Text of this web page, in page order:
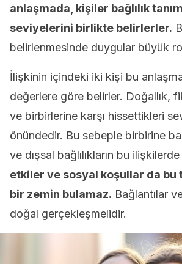
anlaşmada, kişiler bağlılık
seviyelerini birlikte belirlerler.
belirlenmesinde duygular büyük
İlişkinin içindeki iki kişi bu
değerlere göre belirler. Doğallık,
ve birbirlerine karşı hissettikleri
önündedir. Bu sebeple birbirine
ve dışsal bağlılıkların bu
etkiler ve sosyal koşullar da bu
bir zemin bulamaz. Bağlantılar
doğal gerçekleşmelidir.